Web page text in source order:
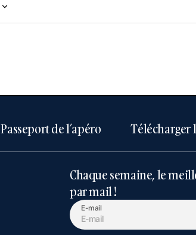
Passeport de l’apéro Télécharger
Chaque semaine, le
par mail !
E-mail